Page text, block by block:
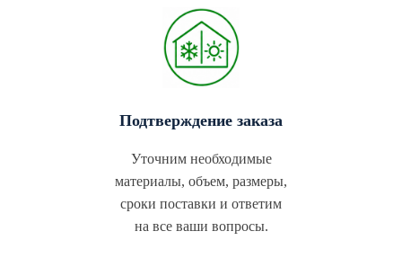
Подтверждение заказа
Уточним необходимые
материалы, объем, размеры,
сроки поставки и ответим
на все ваши вопросы.